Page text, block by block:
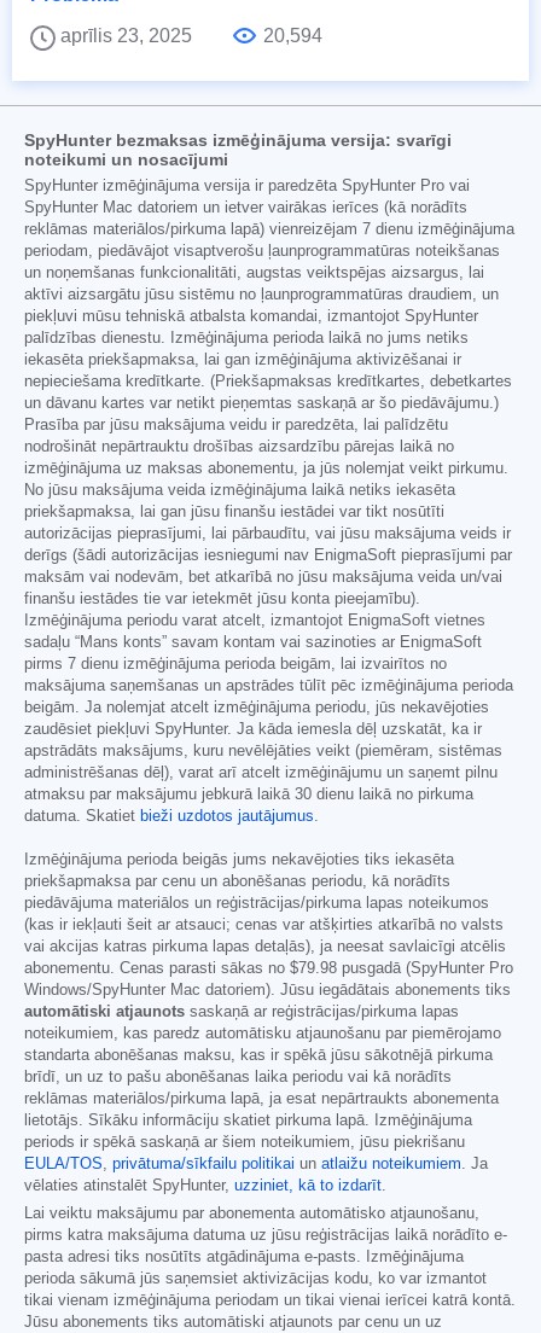
aprīlis 23, 2025
20,594
SpyHunter bezmaksas izmēģinājuma versija: svarīgi
noteikumi un nosacījumi
SpyHunter izmēģinājuma versija ir paredzēta SpyHunter Pro vai
SpyHunter Mac datoriem un ietver vairākas ierīces (kā norādīts
reklāmas materiālos/pirkuma lapā) vienreizējam 7 dienu izmēģinājuma
periodam, piedāvājot visaptverošu ļaunprogrammatūras noteikšanas
un noņemšanas funkcionalitāti, augstas veiktspējas aizsargus, lai
aktīvi aizsargātu jūsu sistēmu no ļaunprogrammatūras draudiem, un
piekļuvi mūsu tehniskā atbalsta komandai, izmantojot SpyHunter
palīdzības dienestu. Izmēģinājuma perioda laikā no jums netiks
iekasēta priekšapmaksa, lai gan izmēģinājuma aktivizēšanai ir
nepieciešama kredītkarte. (Priekšapmaksas kredītkartes, debetkartes
un dāvanu kartes var netikt pieņemtas saskaņā ar šo piedāvājumu.)
Prasība par jūsu maksājuma veidu ir paredzēta, lai palīdzētu
nodrošināt nepārtrauktu drošības aizsardzību pārejas laikā no
izmēģinājuma uz maksas abonementu, ja jūs nolemjat veikt pirkumu.
No jūsu maksājuma veida izmēģinājuma laikā netiks iekasēta
priekšapmaksa, lai gan jūsu finanšu iestādei var tikt nosūtīti
autorizācijas pieprasījumi, lai pārbaudītu, vai jūsu maksājuma veids ir
derīgs (šādi autorizācijas iesniegumi nav EnigmaSoft pieprasījumi par
maksām vai nodevām, bet atkarībā no jūsu maksājuma veida un/vai
finanšu iestādes tie var ietekmēt jūsu konta pieejamību).
Izmēģinājuma periodu varat atcelt, izmantojot EnigmaSoft vietnes
sadaļu “Mans konts” savam kontam vai sazinoties ar EnigmaSoft
pirms 7 dienu izmēģinājuma perioda beigām, lai izvairītos no
maksājuma saņemšanas un apstrādes tūlīt pēc izmēģinājuma perioda
beigām. Ja nolemjat atcelt izmēģinājuma periodu, jūs nekavējoties
zaudēsiet piekļuvi SpyHunter. Ja kāda iemesla dēļ uzskatāt, ka ir
apstrādāts maksājums, kuru nevēlējāties veikt (piemēram, sistēmas
administrēšanas dēļ), varat arī atcelt izmēģinājumu un saņemt pilnu
atmaksu par maksājumu jebkurā laikā 30 dienu laikā no pirkuma
datuma. Skatiet bieži uzdotos jautājumus.
Izmēģinājuma perioda beigās jums nekavējoties tiks iekasēta
priekšapmaksa par cenu un abonēšanas periodu, kā norādīts
piedāvājuma materiālos un reģistrācijas/pirkuma lapas noteikumos
(kas ir iekļauti šeit ar atsauci; cenas var atšķirties atkarībā no valsts
vai akcijas katras pirkuma lapas detaļās), ja neesat savlaicīgi atcēlis
abonementu. Cenas parasti sākas no $79.98 pusgadā (SpyHunter Pro
Windows/SpyHunter Mac datoriem). Jūsu iegādātais abonements tiks
automātiski atjaunots saskaņā ar reģistrācijas/pirkuma lapas
noteikumiem, kas paredz automātisku atjaunošanu par piemērojamo
standarta abonēšanas maksu, kas ir spēkā jūsu sākotnējā pirkuma
brīdī, un uz to pašu abonēšanas laika periodu vai kā norādīts
reklāmas materiālos/pirkuma lapā, ja esat nepārtraukts abonementa
lietotājs. Sīkāku informāciju skatiet pirkuma lapā. Izmēģinājuma
periods ir spēkā saskaņā ar šiem noteikumiem, jūsu piekrišanu
EULA/TOS, privātuma/sīkfailu politikai un atlaižu noteikumiem. Ja
vēlaties atinstalēt SpyHunter, uzziniet, kā to izdarīt.
Lai veiktu maksājumu par abonementa automātisko atjaunošanu,
pirms katra maksājuma datuma uz jūsu reģistrācijas laikā norādīto e-
pasta adresi tiks nosūtīts atgādinājuma e-pasts. Izmēģinājuma
perioda sākumā jūs saņemsiet aktivizācijas kodu, ko var izmantot
tikai vienam izmēģinājuma periodam un tikai vienai ierīcei katrā kontā.
Jūsu abonements tiks automātiski atjaunots par cenu un uz